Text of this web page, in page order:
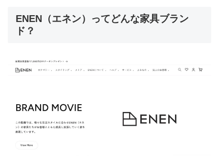
ENEN（エネン）ってどんな家具ブラン
ド？